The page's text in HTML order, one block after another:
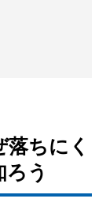
ちにく
う